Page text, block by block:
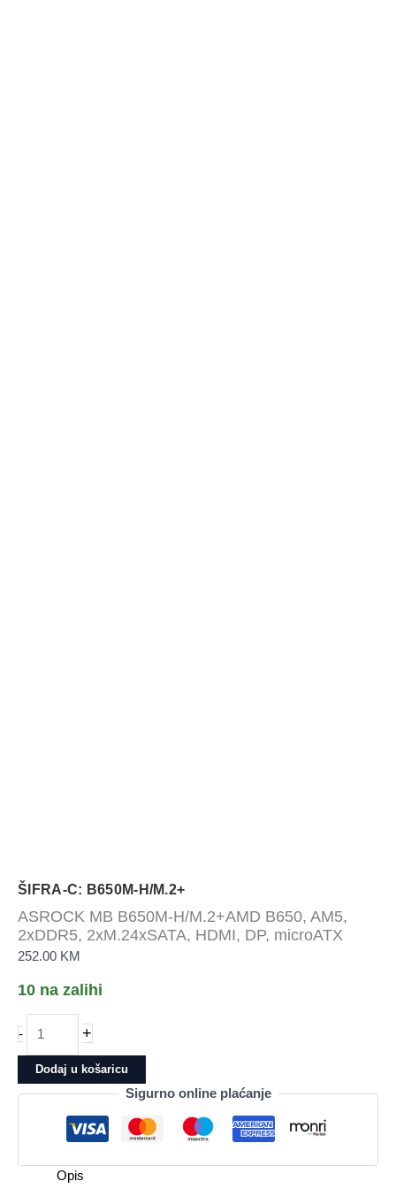
ŠIFRA-C: B650M-H/M.2+
ASROCK MB B650M-H/M.2+AMD B650, AM5,
2xDDR5, 2xM.24xSATA, HDMI, DP, microATX
252.00 KM
10 na zalihi
-
MB
B650M-
H/M.2+AMD
2xDDR5,
2xM.24xSATA,
+
Dodaj u košaricu
Sigurno online plaćanje
Opis